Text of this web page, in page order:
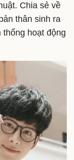
máy
Chia sẻ về
thân sinh ra
hoạt động